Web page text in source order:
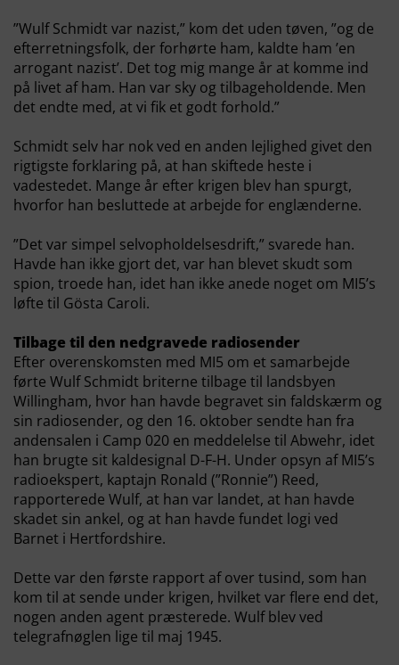
”Wulf Schmidt var nazist,” kom det uden tøven, ”og de
efterretningsfolk, der forhørte ham, kaldte ham ’en
arrogant nazist’. Det tog mig mange år at komme ind
på livet af ham. Han var sky og tilbageholdende. Men
det endte med, at vi fik et godt forhold.”
Schmidt selv har nok ved en anden lejlighed givet den
rigtigste forklaring på, at han skiftede heste i
vadestedet. Mange år efter krigen blev han spurgt,
hvorfor han besluttede at arbejde for englænderne.
”Det var simpel selvopholdelsesdrift,” svarede han.
Havde han ikke gjort det, var han blevet skudt som
spion, troede han, idet han ikke anede noget om MI5’s
løfte til Gösta Caroli.
Tilbage til den nedgravede radiosender
Efter overenskomsten med MI5 om et samarbejde
førte Wulf Schmidt briterne tilbage til landsbyen
Willingham, hvor han havde begravet sin faldskærm og
sin radiosender, og den 16. oktober sendte han fra
andensalen i Camp 020 en meddelelse til Abwehr, idet
han brugte sit kaldesignal D-F-H. Under opsyn af MI5’s
radioekspert, kaptajn Ronald (”Ronnie”) Reed,
rapporterede Wulf, at han var landet, at han havde
skadet sin ankel, og at han havde fundet logi ved
Barnet i Hertfordshire.
Dette var den første rapport af over tusind, som han
kom til at sende under krigen, hvilket var flere end det,
nogen anden agent præsterede. Wulf blev ved
telegrafnøglen lige til maj 1945.